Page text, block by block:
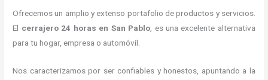
Ofrecemos un amplio y extenso portafolio de productos y servicios.
El cerrajero 24 horas en San Pablo, es una excelente alternativa
para tu hogar, empresa o automóvil.
Nos caracterizamos por ser confiables y honestos, apuntando a la